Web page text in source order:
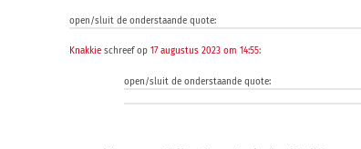
open/sluit de onderstaande quote:
Knakkie schreef op17 augustus 2023 om 14:55:
open/sluit de onderstaande quote: